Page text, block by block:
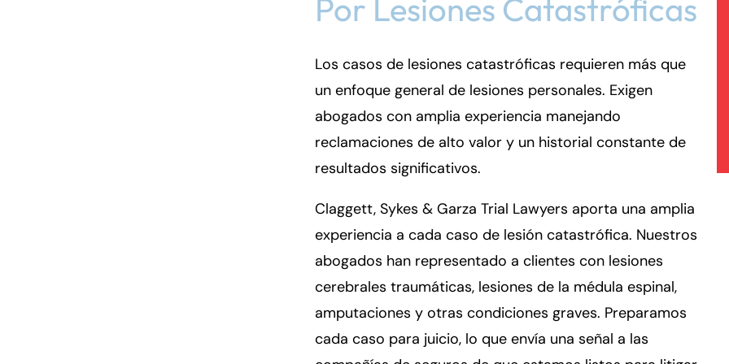
Por Lesiones Catastróficas
Los casos de lesiones catastróficas requieren más que
un enfoque general de lesiones personales. Exigen
abogados con amplia experiencia manejando
reclamaciones de alto valor y un historial constante de
resultados significativos.
Claggett, Sykes & Garza Trial Lawyers aporta una amplia
experiencia a cada caso de lesión catastrófica. Nuestros
abogados han representado a clientes con lesiones
cerebrales traumáticas, lesiones de la médula espinal,
amputaciones y otras condiciones graves. Preparamos
cada caso para juicio, lo que envía una señal a las